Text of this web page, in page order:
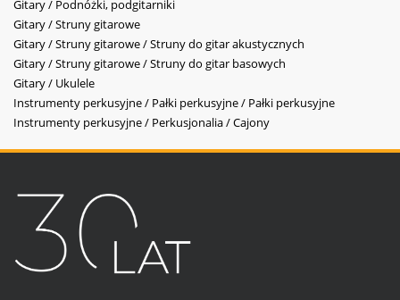
Gitary / Podnóżki, podgitarniki
Gitary / Struny gitarowe
Gitary / Struny gitarowe / Struny do gitar akustycznych
Gitary / Struny gitarowe / Struny do gitar basowych
Gitary / Ukulele
Instrumenty perkusyjne / Pałki perkusyjne / Pałki perkusyjne
Instrumenty perkusyjne / Perkusjonalia / Cajony